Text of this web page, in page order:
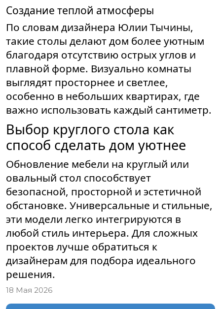
Создание теплой атмосферы
По словам дизайнера Юлии Тычины,
такие столы делают дом более уютным
благодаря отсутствию острых углов и
плавной форме. Визуально комнаты
выглядят просторнее и светлее,
особенно в небольших квартирах, где
важно использовать каждый сантиметр.
Выбор круглого стола как
способ сделать дом уютнее
Обновление мебели на круглый или
овальный стол способствует
безопасной, просторной и эстетичной
обстановке. Универсальные и стильные,
эти модели легко интегрируются в
любой стиль интерьера. Для сложных
проектов лучше обратиться к
дизайнерам для подбора идеального
решения.
18 Мая 2026